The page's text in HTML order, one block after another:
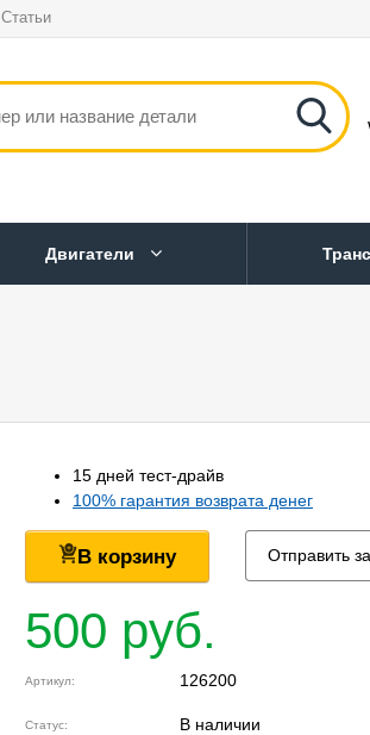
Статьи
Двигатели
15 дней тест-драйв
100% гарантия возврата денег
В корзину Отправить
500 руб.
Артикул: 126200
Статус: В наличии